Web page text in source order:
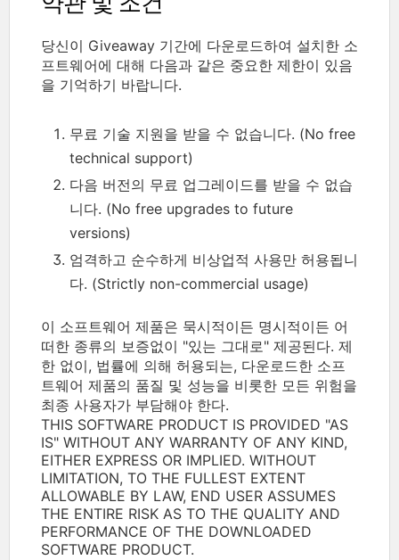
당신이 Giveaway 기간에 다운로드하여 설치한 소
프트웨어에 대해 다음과 같은 중요한 제한이 있음
을 기억하기 바랍니다.
무료 기술 지원을 받을 수 없습니다. (No free
technical support)
다음 버전의 무료 업그레이드를 받을 수 없습
니다. (No free upgrades to future
versions)
엄격하고 순수하게 비상업적 사용만 허용됩니
다. (Strictly non-commercial usage)
이 소프트웨어 제품은 묵시적이든 명시적이든 어
떠한 종류의 보증없이 "있는 그대로" 제공된다. 제
한 없이, 법률에 의해 허용되는, 다운로드한 소프
트웨어 제품의 품질 및 성능을 비롯한 모든 위험을
최종 사용자가 부담해야 한다.
THIS SOFTWARE PRODUCT IS PROVIDED "AS
IS" WITHOUT ANY WARRANTY OF ANY KIND,
EITHER EXPRESS OR IMPLIED. WITHOUT
LIMITATION, TO THE FULLEST EXTENT
ALLOWABLE BY LAW, END USER ASSUMES
THE ENTIRE RISK AS TO THE QUALITY AND
PERFORMANCE OF THE DOWNLOADED
SOFTWARE PRODUCT.